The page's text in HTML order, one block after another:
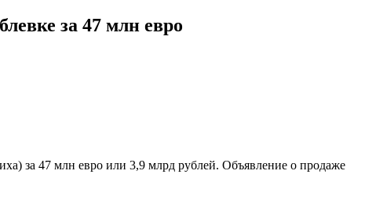
за 47 млн евро
за 47 млн евро или 3,9 млрд рублей. Объявление о продаже